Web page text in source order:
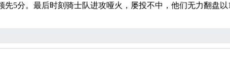
5分。最后时刻骑士队进攻哑火，屡投不中，他们无力翻盘以